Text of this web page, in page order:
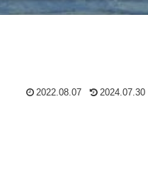
2022.08.07 2024.07.30